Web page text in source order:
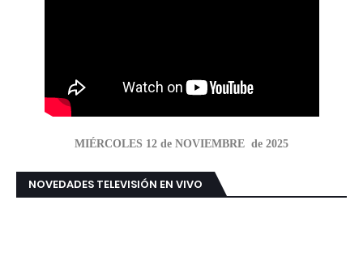
MIÉRCOLES 12 de NOVIEMBRE de 2025
NOVEDADES TELEVISIÓN EN VIVO